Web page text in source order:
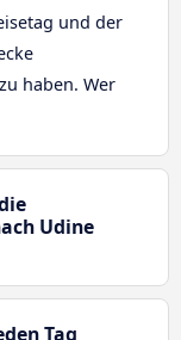
und der
haben. Wer
Udine
Tag